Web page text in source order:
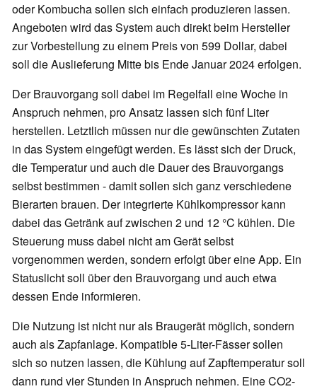
oder Kombucha sollen sich einfach produzieren lassen.
Angeboten wird das System auch direkt beim Hersteller
zur Vorbestellung zu einem Preis von 599 Dollar, dabei
soll die Auslieferung Mitte bis Ende Januar 2024 erfolgen.
Der Brauvorgang soll dabei im Regelfall eine Woche in
Anspruch nehmen, pro Ansatz lassen sich fünf Liter
herstellen. Letztlich müssen nur die gewünschten Zutaten
in das System eingefügt werden. Es lässt sich der Druck,
die Temperatur und auch die Dauer des Brauvorgangs
selbst bestimmen - damit sollen sich ganz verschiedene
Bierarten brauen. Der integrierte Kühlkompressor kann
dabei das Getränk auf zwischen 2 und 12 °C kühlen. Die
Steuerung muss dabei nicht am Gerät selbst
vorgenommen werden, sondern erfolgt über eine App. Ein
Statuslicht soll über den Brauvorgang und auch etwa
dessen Ende informieren.
Die Nutzung ist nicht nur als Braugerät möglich, sondern
auch als Zapfanlage. Kompatible 5-Liter-Fässer sollen
sich so nutzen lassen, die Kühlung auf Zapftemperatur soll
dann rund vier Stunden in Anspruch nehmen. Eine CO2-